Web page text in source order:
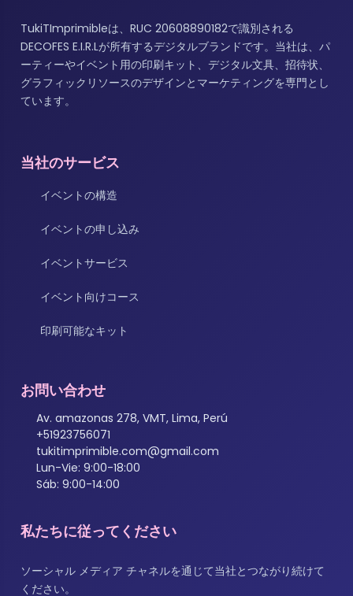
TukiTImprimibleは、RUC 20608890182で識別される
DECOFES E.I.R.Lが所有するデジタルブランドです。当社は、パ
ーティーやイベント用の印刷キット、デジタル文具、招待状、
グラフィックリソースのデザインとマーケティングを専門とし
ています。
当社のサービス
イベントの構造
イベントの申し込み
イベントサービス
イベント向けコース
印刷可能なキット
お問い合わせ
Av. amazonas 278, VMT, Lima, Perú
+51923756071
tukitimprimible.com@gmail.com
Lun-Vie: 9:00-18:00
Sáb: 9:00-14:00
私たちに従ってください
ソーシャル メディア チャネルを通じて当社とつながり続けて
ください。